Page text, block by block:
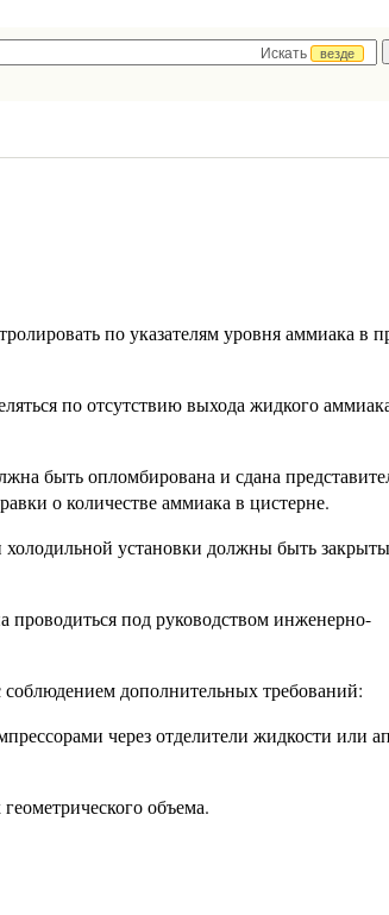
Искать
везде
по указателям уровня аммиака в
по отсутствию выхода жидкого
быть опломбирована и сдана
о количестве аммиака в цистерне.
установки должны быть
проводиться под руководством инженерно-
дополнительных требований:
через отделители жидкости или
объема.